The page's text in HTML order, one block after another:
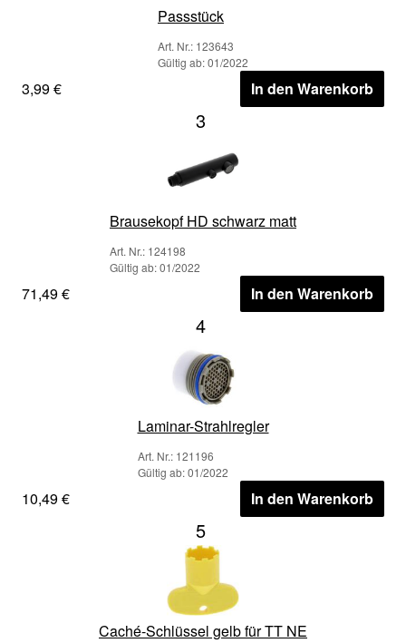
Passstück
Art. Nr.: 123643
Gültig ab: 01/2022
3,99 € In den Warenkorb
3
Brausekopf HD schwarz matt
Art. Nr.: 124198
Gültig ab: 01/2022
71,49 € In den Warenkorb
4
Laminar-Strahlregler
Art. Nr.: 121196
Gültig ab: 01/2022
10,49 € In den Warenkorb
5
Caché-Schlüssel gelb für TT NE